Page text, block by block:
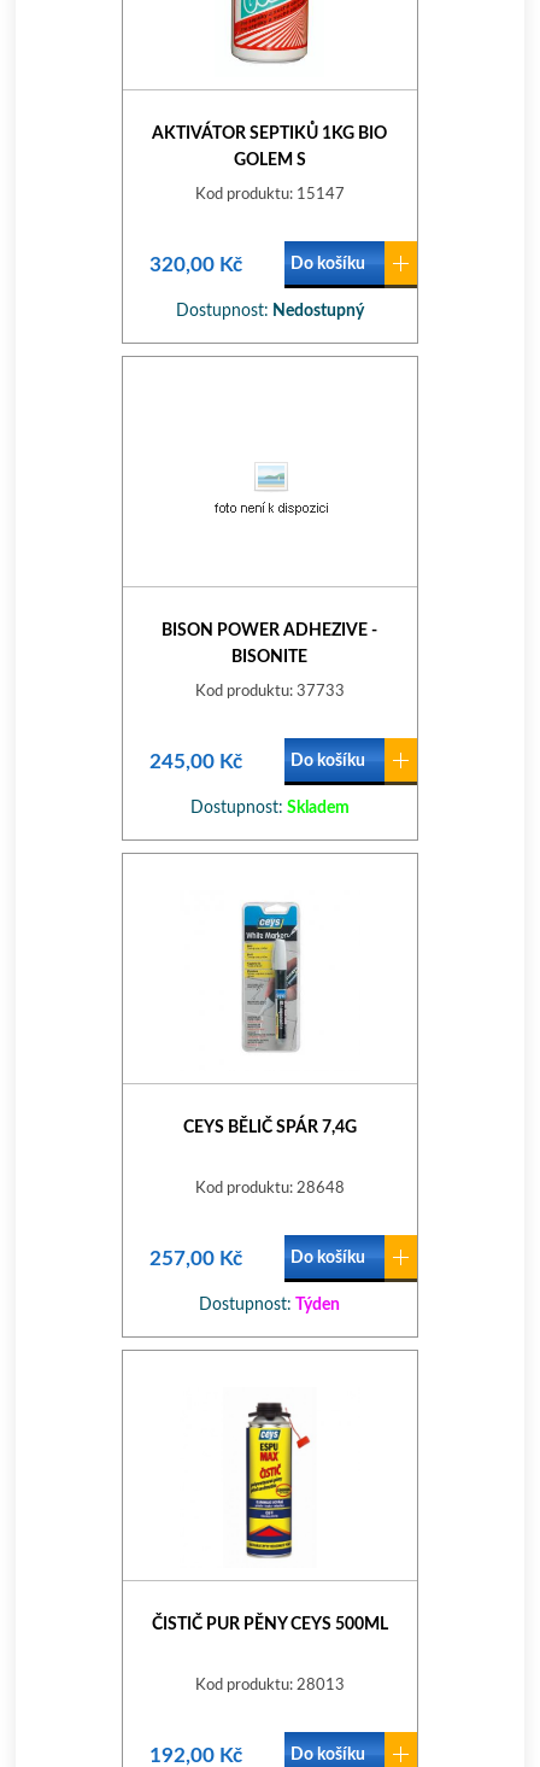
AKTIVÁTOR SEPTIKŮ 1KG BIO
GOLEM S
Kod produktu: 15147
320,00 Kč Do košíku
Dostupnost: Nedostupný
BISON POWER ADHEZIVE -
BISONITE
Kod produktu: 37733
245,00 Kč Do košíku
Dostupnost: Skladem
CEYS BĚLIČ SPÁR 7,4G
Kod produktu: 28648
257,00 Kč Do košíku
Dostupnost: Týden
ČISTIČ PUR PĚNY CEYS 500ML
Kod produktu: 28013
192,00 Kč Do košíku